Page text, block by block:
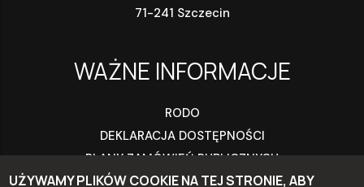
71-241 Szczecin
WAŻNE INFORMACJE
RODO
DEKLARACJA DOSTĘPNOŚCI
PLANY ZAMÓWIEŃ PUBLICZNYCH
UŻYWAMY PLIKÓW COOKIE NA TEJ STRONIE, ABY